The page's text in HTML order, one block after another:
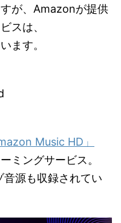
が、Amazonが提供
スは、
ます。
Music HD」
ミングサービス。
源も収録されてい